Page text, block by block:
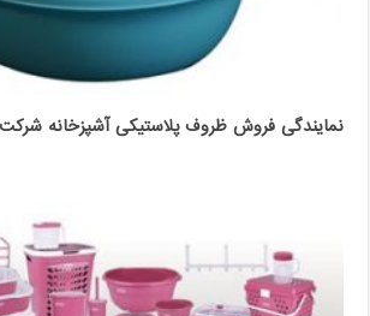
نمایندگی فروش ظروف پلاستیکی آشپزخانه